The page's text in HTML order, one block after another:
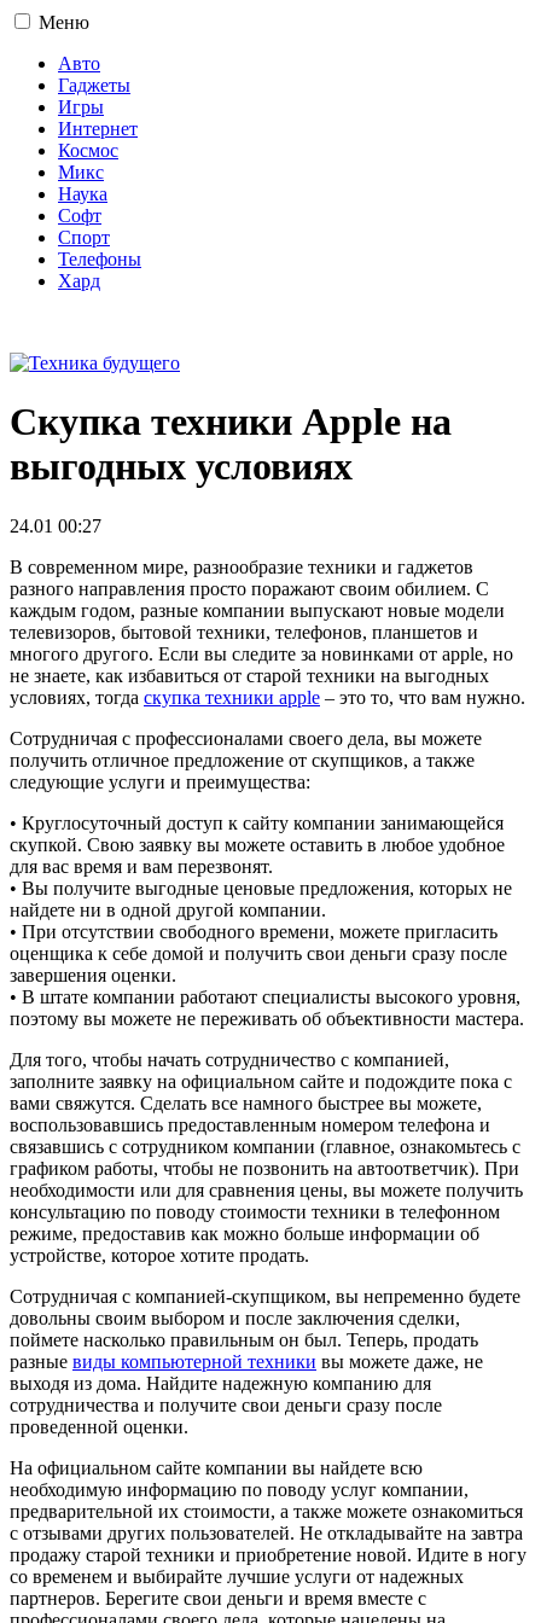
Меню
Авто
Гаджеты
Игры
Интернет
Космос
Микс
Наука
Софт
Спорт
Телефоны
Хард
Скупка техники Apple на
выгодных условиях
24.01 00:27
В современном мире, разнообразие техники и гаджетов
разного направления просто поражают своим обилием. С
каждым годом, разные компании выпускают новые модели
телевизоров, бытовой техники, телефонов, планшетов и
многого другого. Если вы следите за новинками от apple, но
не знаете, как избавиться от старой техники на выгодных
условиях, тогда скупка техники apple – это то, что вам нужно.
Сотрудничая с профессионалами своего дела, вы можете
получить отличное предложение от скупщиков, а также
следующие услуги и преимущества:
• Круглосуточный доступ к сайту компании занимающейся
скупкой. Свою заявку вы можете оставить в любое удобное
для вас время и вам перезвонят.
• Вы получите выгодные ценовые предложения, которых не
найдете ни в одной другой компании.
• При отсутствии свободного времени, можете пригласить
оценщика к себе домой и получить свои деньги сразу после
завершения оценки.
• В штате компании работают специалисты высокого уровня,
поэтому вы можете не переживать об объективности мастера.
Для того, чтобы начать сотрудничество с компанией,
заполните заявку на официальном сайте и подождите пока с
вами свяжутся. Сделать все намного быстрее вы можете,
воспользовавшись предоставленным номером телефона и
связавшись с сотрудником компании (главное, ознакомьтесь с
графиком работы, чтобы не позвонить на автоответчик). При
необходимости или для сравнения цены, вы можете получить
консультацию по поводу стоимости техники в телефонном
режиме, предоставив как можно больше информации об
устройстве, которое хотите продать.
Сотрудничая с компанией-скупщиком, вы непременно будете
довольны своим выбором и после заключения сделки,
поймете насколько правильным он был. Теперь, продать
разные виды компьютерной техники вы можете даже, не
выходя из дома. Найдите надежную компанию для
сотрудничества и получите свои деньги сразу после
проведенной оценки.
На официальном сайте компании вы найдете всю
необходимую информацию по поводу услуг компании,
предварительной их стоимости, а также можете ознакомиться
с отзывами других пользователей. Не откладывайте на завтра
продажу старой техники и приобретение новой. Идите в ногу
со временем и выбирайте лучшие услуги от надежных
партнеров. Берегите свои деньги и время вместе с